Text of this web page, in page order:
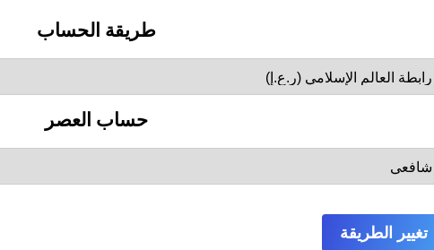
طريقة الحساب
حساب العصر
تغيير الطريقة